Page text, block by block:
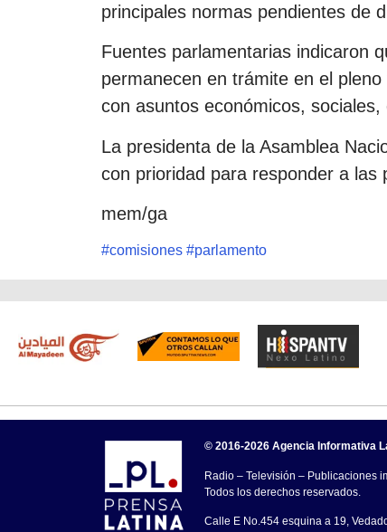
principales normas pendientes de
Fuentes parlamentarias indicaron
permanecen en trámite en el
con asuntos económicos,
La presidenta de la Asamblea
con prioridad para responder a las
mem/ga
#comisiones #parlamento
© 2016-2026 Agencia Informativa
Radio – Televisión – Publicaciones
Todos los derechos reservados.
Calle E No.454 esquina a 19,